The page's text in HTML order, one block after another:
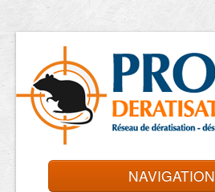
NAVIGATION